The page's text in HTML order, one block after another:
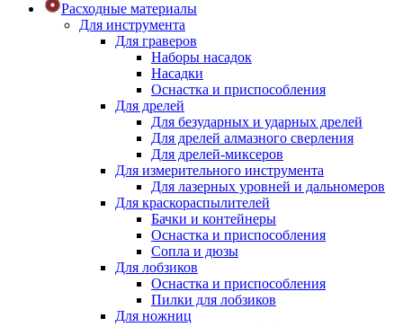
Расходные материалы
Для инструмента
Для граверов
Наборы насадок
Насадки
Оснастка и приспособления
Для дрелей
Для безударных и ударных дрелей
Для дрелей алмазного сверления
Для дрелей-миксеров
Для измерительного инструмента
Для лазерных уровней и дальномеров
Для краскораспылителей
Бачки и контейнеры
Оснастка и приспособления
Сопла и дюзы
Для лобзиков
Оснастка и приспособления
Пилки для лобзиков
Для ножниц